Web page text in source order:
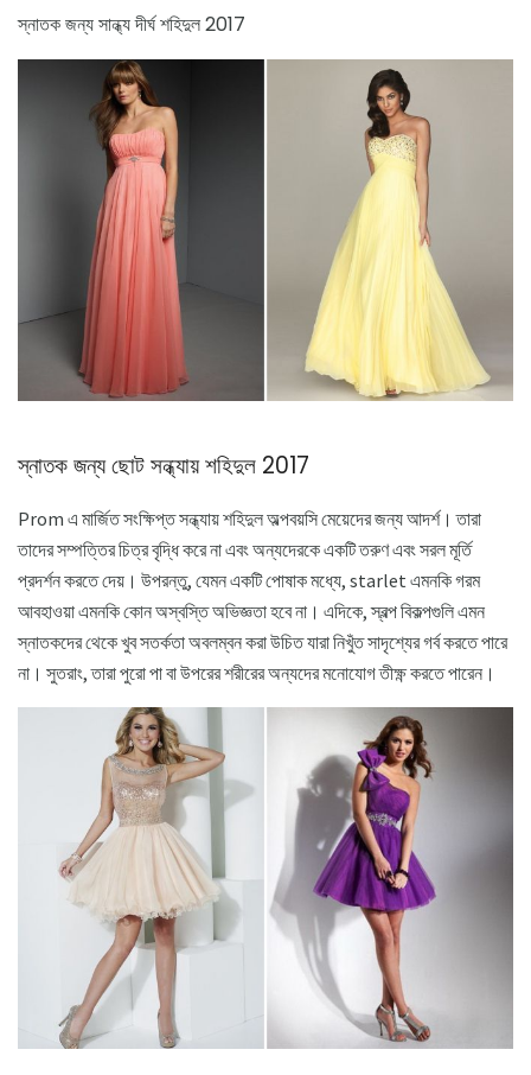
স্নাতক জন্য সান্ধ্য দীর্ঘ শহিদুল 2017
স্নাতক জন্য ছোট সন্ধ্যায় শহিদুল 2017
Prom এ মার্জিত সংক্ষিপ্ত সন্ধ্যায় শহিদুল অল্পবয়সি মেয়েদের জন্য আদর্শ। তারা
তাদের সম্পত্তির চিত্র বৃদ্ধি করে না এবং অন্যদেরকে একটি তরুণ এবং সরল মূর্তি
প্রদর্শন করতে দেয়। উপরন্তু, যেমন একটি পোষাক মধ্যে, starlet এমনকি গরম
আবহাওয়া এমনকি কোন অস্বস্তি অভিজ্ঞতা হবে না। এদিকে, স্বল্প বিকল্পগুলি এমন
স্নাতকদের থেকে খুব সতর্কতা অবলম্বন করা উচিত যারা নিখুঁত সাদৃশ্যের গর্ব করতে পারে
না। সুতরাং, তারা পুরো পা বা উপরের শরীরের অন্যদের মনোযোগ তীক্ষ্ণ করতে পারেন।